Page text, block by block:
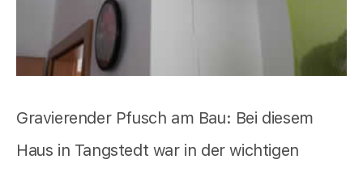
Gravierender Pfusch am Bau: Bei diesem
Haus in Tangstedt war in der wichtigen